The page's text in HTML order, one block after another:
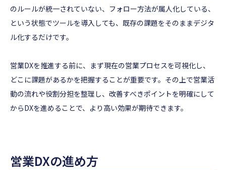
のルールが統一されていない、フォロー方法が属人化している、
という状態でツールを導入しても、既存の課題をそのままデジタ
ル化するだけです。
営業DXを推進する前に、まず現在の営業プロセスを可視化し、
どこに課題があるかを把握することが重要です。その上で営業活
動の流れや役割分担を整理し、改善すべきポイントを明確にして
からDXを進めることで、より高い効果が期待できます。
営業DXの進め方